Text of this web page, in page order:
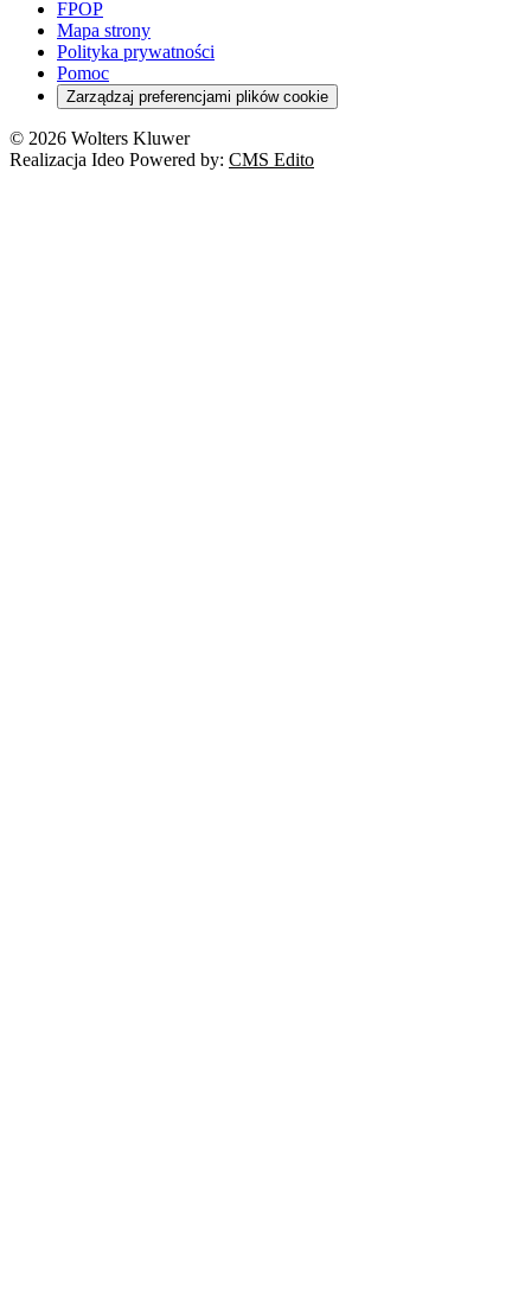
Kredyty
Cło
Deregulacja
Cyberbezpieczeństwo
Franczyza
Prawo autorskie
Szkoła i uczeń
Turystyka
Orzeczenia
RODO
FPOP
Mapa strony
Polityka prywatności
Pomoc
Zarządzaj preferencjami plików cookie
© 2026 Wolters Kluwer
Realizacja Ideo Powered by: CMS Edito